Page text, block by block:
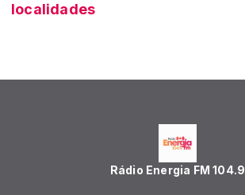
localidades
Rádio Energia FM 104.9